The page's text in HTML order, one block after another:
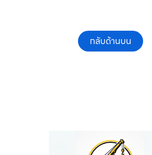
กลับด้านบน